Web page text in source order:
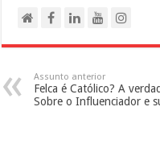
Assunto anterior
Felca é Católico? A
Sobre o Influenciador e